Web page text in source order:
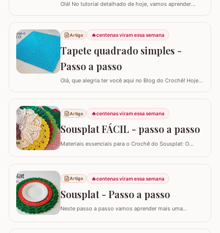
Olá! No tutorial detalhado de hoje, vamos aprender
RUSSO. Recentemente, postamos aqui no blog a versão
redonda deste modelo, e você pode conferir clicando
AQUI. Este é um trabalho clássico que combina com
vários ambientes e é uma excelente…
Artigo 🔥centenas viram essa semana
Tapete quadrado simples -
Passo a passo
Olá, que alegria ter você aqui no Blog do Crochê! Hoje
juntos o TAPETE QUADRADO SIMPLES. Este é um
modelo clássico, super fácil de executar e muito
versátil, pois permite que você adapte o tamanho
conforme a sua necessidade, garantindo que o…
Artigo 🔥centenas viram essa semana
Sousplat FÁCIL - passo a passo
Materiais essenciais para o Crochê do Sousplat: O
cerca de 43 cm, além de tesoura e agulha de tapeçaria
Artigo 🔥centenas viram essa semana
Sousplat - Passo a passo
Neste passo a passo vamos aprender mais uma